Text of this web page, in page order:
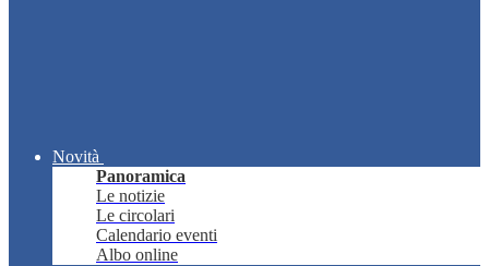
Novità
Panoramica
Le notizie
Le circolari
Calendario eventi
Albo online